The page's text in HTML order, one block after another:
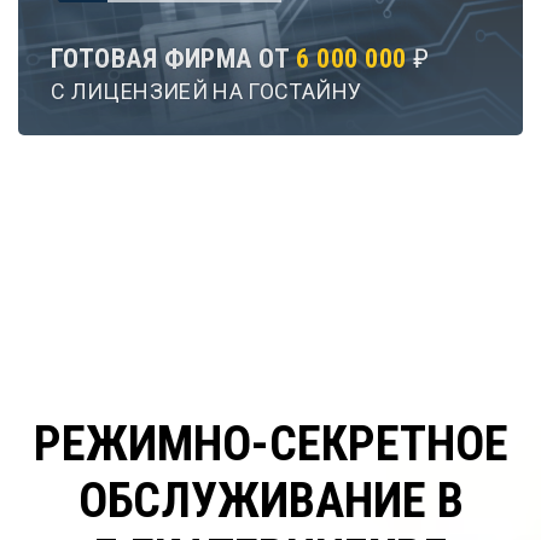
ГОТОВАЯ ФИРМА ОТ6 000 000 ₽
С ЛИЦЕНЗИЕЙ НА ГОСТАЙНУ
РЕЖИМНО-СЕКРЕТНОЕ
ОБСЛУЖИВАНИЕ В